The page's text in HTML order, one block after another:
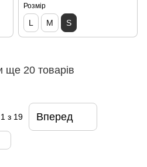
Розмір
L M S
ще 20 товарів
1 з 19 Вперед